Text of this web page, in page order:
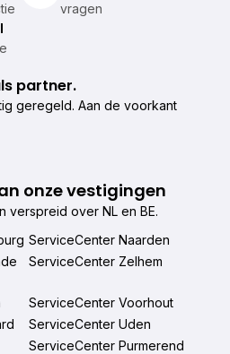
vragen
partner.
geregeld. Aan de voorkant
onze vestigingen
verspreid over NL en BE.
ServiceCenter Naarden
ServiceCenter Zelhem
ServiceCenter Voorhout
ServiceCenter Uden
ServiceCenter Purmerend